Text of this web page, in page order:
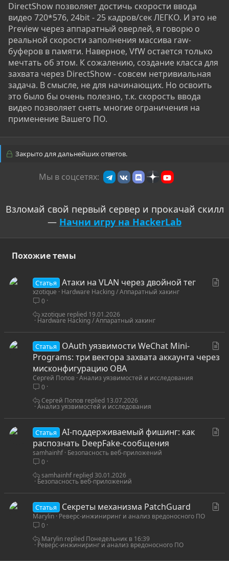
DirectShow позволяет достичь скорости ввода
видео 720*576, 24bit - 25 кадров/сек ЛЕГКО. И это не
Preview через аппаратный оверлей, я говорю о
реальной скорости заполнения массива raw-
буферов в памяти. Наверное, VfW остается только
мечтать об этом. К сожалению, создание класса для
захвата через DirectShow - совсем нетривиальная
задача. В смысле, не для начинающих. Но освоить
это было бы очень полезно, т.к. скорость ввода
видео позволяет снять многие ограничения на
применение Вашего ПО.
Закрыто для дальнейших ответов.
Мы в соцсетях:
Взломай свой первый сервер и прокачай скилл
— Начни игру на HackerLab
Похожие темы
Статья Атаки на VLAN через двойной тег
xzotique
Hardware Hacking / Аппаратный хакинг
0
Hardware Hacking / Аппаратный хакинг
19.01.2026
xzotique
Статья
OAuth уязвимости WeChat Mini-
Programs: три вектора захвата аккаунта через
мисконфигурацию OBA
Сергей Попов Анализ уязвимостей и исследования
0
Анализ уязвимостей и исследования
13.07.2026
Сергей Попов
Статья
AI‑поддерживаемый фишинг: как
распознать DeepFake‑сообщения
samhainhf Безопасность веб-приложений
0
Безопасность веб-приложений
30.01.2026
samhainhf
Статья Секреты механизма PatchGuard
Marylin Реверс-инжиниринг и анализ вредоносного ПО
0
Реверс-инжиниринг и анализ вредоносного ПО
Понедельник в 16:39
Marylin